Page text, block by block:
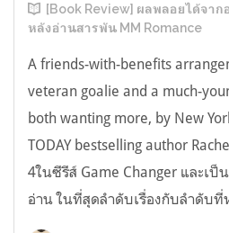
[Book Review] ผลพลอยได้จา
หลังอ่านสารพัน MM Romance
A friends-with-benefits
veteran goalie and a much-
both wanting more, by New
TODAY bestselling author
4ในซีรีส์ Game Changer และเป็
อ่าน ในที่สุดลำดับเรื่องกับลำดับที่